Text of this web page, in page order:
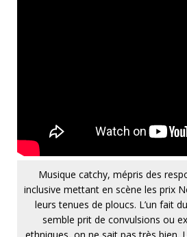
Musique catchy, mépris des
inclusive mettant en scène les prix
leurs tenues de ploucs. L’un fait
semble prit de convulsions ou